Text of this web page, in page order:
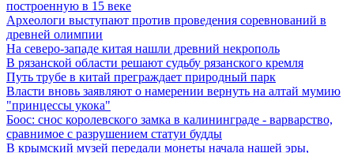
построенную в 15 веке
Археологи выступают против проведения соревнований в
древней олимпии
На северо-западе китая нашли древний некрополь
В рязанской области решают судьбу рязанского кремля
Путь трубе в китай преграждает природный парк
Власти вновь заявляют о намерении вернуть на алтай мумию
"принцессы укока"
Боос: снос королевского замка в калининграде - варварство,
сравнимое с разрушением статуи будды
В крымский музей передали монеты начала нашей эры,